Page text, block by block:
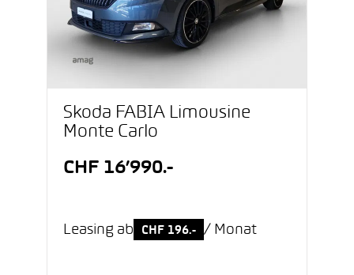
Škoda FABIA Limousine
Monte Carlo
CHF 16’990.-
Leasing ab CHF 196.- / Monat